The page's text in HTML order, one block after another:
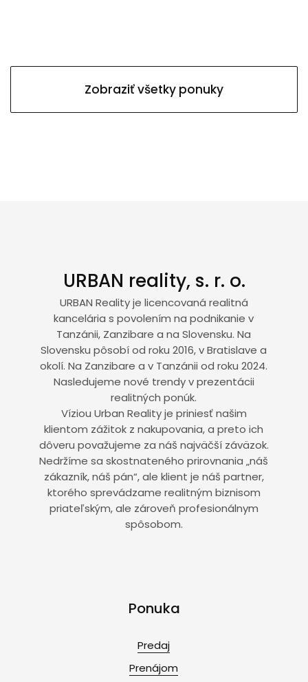
Zobraziť všetky ponuky
URBAN reality, s. r. o.
URBAN Reality je licencovaná realitná
kancelária s povolením na podnikanie v
Tanzánii, Zanzibare a na Slovensku. Na
Slovensku pôsobí od roku 2016, v Bratislave a
okolí. Na Zanzibare a v Tanzánii od roku 2024.
Nasledujeme nové trendy v prezentácii
realitných ponúk.
Víziou Urban Reality je priniesť našim
klientom zážitok z nakupovania, a preto ich
dôveru považujeme za náš najväčší záväzok.
Nedržíme sa skostnateného prirovnania „náš
zákazník, náš pán“, ale klient je náš partner,
ktorého sprevádzame realitným biznisom
priateľským, ale zároveň profesionálnym
spôsobom.
Ponuka
Predaj
Prenájom